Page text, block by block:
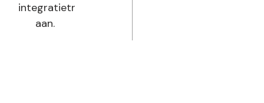
integratietraject
aan.